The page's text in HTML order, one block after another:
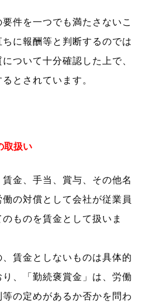
件を一つでも満たさないこ
ちに報酬等と判断するのでは
ついて十分確認した上で、
とされています。
取扱い
金、手当、賞与、その他名
の対償として会社が従業員
ものを賃金として扱いま
賃金としないものは具体的
、「勤続褒賞金」は、労働
の定めがあるか否かを問わ